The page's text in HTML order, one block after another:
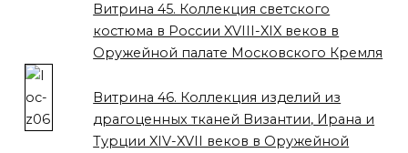
Витрина 45. Коллекция светского
костюма в России XVIII-XIX веков в
Оружейной палате Московского Кремля
Витрина 46. Коллекция изделий из
драгоценных тканей Византии, Ирана и
Турции XIV-XVII веков в Оружейной